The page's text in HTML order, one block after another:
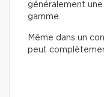
généralement
gamme.
Même dans un
peut